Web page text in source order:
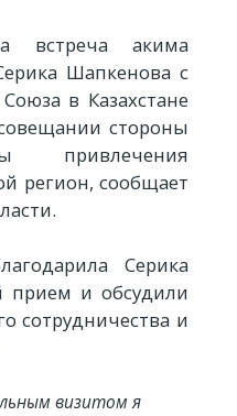
встреча акима
Шапкенова с
в Казахстане
стороны
привлечения
регион, сообщает
Серика
прием и обсудили
сотрудничества и
визитом я